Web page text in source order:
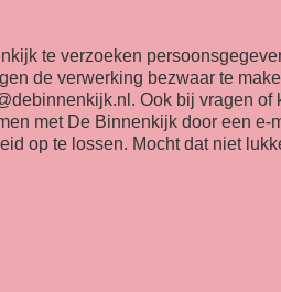
te verzoeken
de verwerking bezwaar te
Ook bij vragen
met De Binnenkijk door een e-
op te lossen. Mocht dat niet